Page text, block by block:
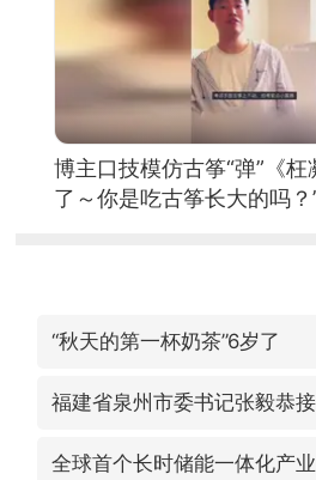
博主口技模仿古筝“弹”《枉
了～你是吃古筝长大的吗？
“秋天的第一杯奶茶”6岁了
全球首个长时储能一体化产